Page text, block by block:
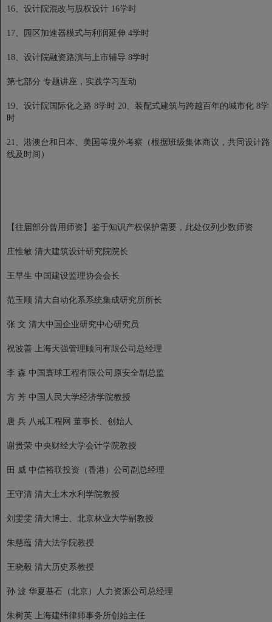
16、设计院混改与股权设计 16学时
17、园区加速器模式与利润延伸 4学时
18、设计院融资路演与上市辅导 8学时
第七部分 专题讲座，实践学习互动
19、设计院国际化之路 8学时 20、装配式建筑与跨越百年的城市化 8学
时
21、港澳台和日本、美国等境外考察（根据班级集体商议，共同设计路
线及时间）
【往届部分曾用师资】鉴于知识产权保护需要，此处仅列少数师资
庄惟敏 清大建筑设计研究院院长
王早生 中国建设监理协会会长
范玉顺 清大自动化系系统集成研究所所长
张 文 清大中国企业研究中心研究员
祝波善 上海天强管理顾问有限公司总经理
李 森 中国寰球工程有限公司原安全副总监
方 芳 中国人民大学经济学院教授
唐 兵 八戒工程网 董事长、创始人
谢贵荣 中央财经大学会计学院教授
田 威 中信裕联投资（香港）公司副总经理
王守清 清大土木水利学院教授
刘雯雯 清大博士、北京林业大学副教授
朱慈蕴 清大法学院教授
王晓毅 清大历史系教授
孙 波 华夏基石（北京）人力资源公司总经理
朱树英 上海建纬律师事务所创始主任